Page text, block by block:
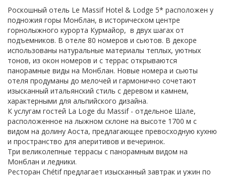
Роскошный отель Le Massif Hotel & Lodge 5* расположен у
подножия горы Монблан, в историческом центре
горнолыжного курорта Курмайор, в двух шагах от
подъемников. В отеле 80 номеров и сьютов. В декоре
использованы натуральные материалы теплых, уютных
тонов, из окон номеров и с террас открываются
панорамные виды на Монблан. Новые номера и сьюты
отеля продуманы до мелочей и гармонично сочетают
изысканный итальянский стиль с деревом и камнем,
характерными для альпийского дизайна.
К услугам гостей La Loge du Massif - отдельное Шале,
расположенное на лыжном склоне на высоте 1700 м с
видом на долину Аоста, предлагающее превосходную кухню
и пространство для аперитивов и вечеринок.
Три великолепные террасы с панорамным видом на
Монблан и ледники.
Ресторан Chétif предлагает изысканный завтрак и ужин по